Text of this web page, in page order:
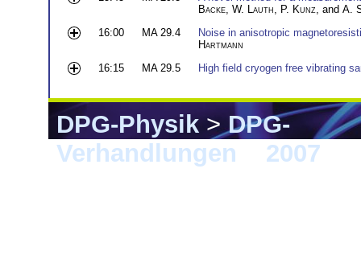
Backe W. Lauth P. Kunz , and A.
16:00
MA 29.4
Noise in anisotropic
Hartmann
16:15
MA 29.5 High field cryogen free vibrating
DPG-Physik>DPG-
Verhandlungen
2007